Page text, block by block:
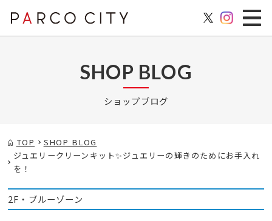
SHOP BLOG
ショップブログ
TOP
SHOP BLOG
ジュエリークリーンキット✨ジュエリーの輝きのためにお手入れ
を！
2F・ブルーゾーン